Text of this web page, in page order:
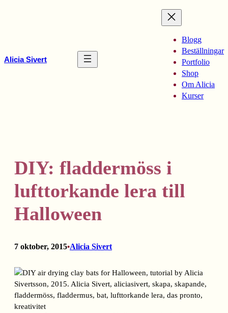
Alicia Sivert
Blogg
Beställningar
Portfolio
Shop
Om Alicia
Kurser
DIY: fladdermöss i
lufttorkande lera till
Halloween
7 oktober, 2015•Alicia Sivert